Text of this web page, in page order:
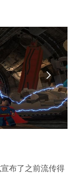

布了之前流传得